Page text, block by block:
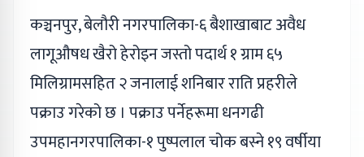
कञ्चनपुर, बेलौरी नगरपालिका-६ बैशाखाबाट अवैध
लागूऔषध खैरो हेरोइन जस्तो पदार्थ १ ग्राम ६५
मिलिग्रामसहित २ जनालाई शनिबार राति प्रहरीले
पक्राउ गरेको छ । पक्राउ पर्नेहरूमा धनगढी
उपमहानगरपालिका-१ पुष्पलाल चोक बस्ने १९ वर्षीया